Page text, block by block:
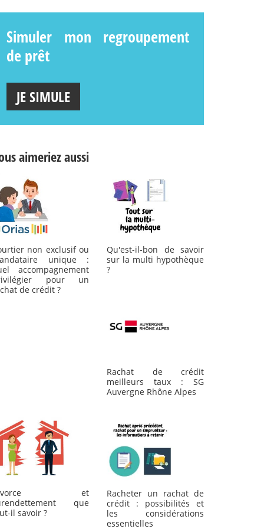
Simuler mon regroupement
de prêt
JE SIMULE
aimeriez aussi
non exclusif ou
unique :
accompagnement
pour un
de crédit ?
Qu'est-il-bon de savoir
sur la multi hypothèque
?
Rachat de crédit
meilleurs taux : SG
Auvergne Rhône Alpes
et
que
il savoir ?
Racheter un rachat de
crédit : possibilités et
les considérations
essentielles